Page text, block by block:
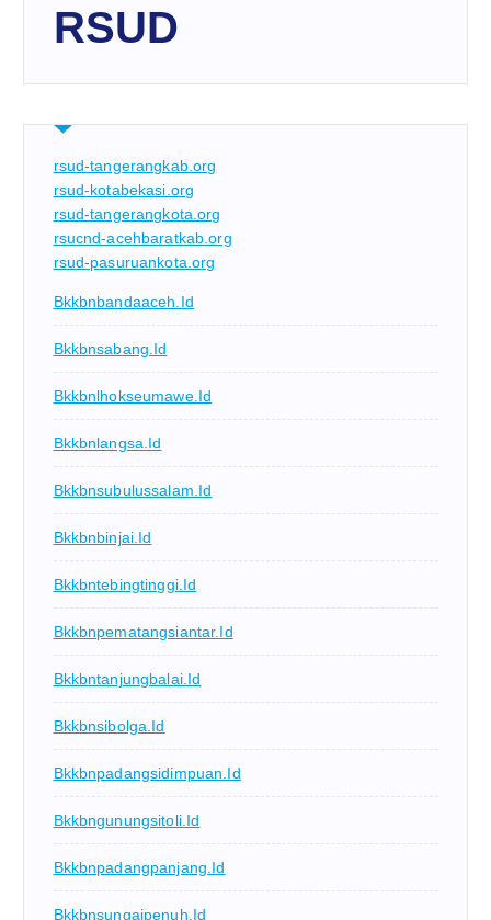
RSUD
rsud-tangerangkab.org
rsud-kotabekasi.org
rsud-tangerangkota.org
rsucnd-acehbaratkab.org
rsud-pasuruankota.org
Bkkbnbandaaceh.id
Bkkbnsabang.id
Bkkbnlhokseumawe.id
Bkkbnlangsa.id
Bkkbnsubulussalam.id
Bkkbnbinjai.id
Bkkbntebingtinggi.id
Bkkbnpematangsiantar.id
Bkkbntanjungbalai.id
Bkkbnsibolga.id
Bkkbnpadangsidimpuan.id
Bkkbngunungsitoli.id
Bkkbnpadangpanjang.id
Bkkbnsungaipenuh.id